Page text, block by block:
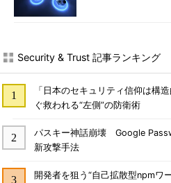
Security & Trust 記事ランキング
「日本のセキュリティ信仰は構
ぐ救われる“左側”の防衛術
パスキー神話崩壊 Google
新攻撃手法
開発者を狙う“自己拡散型npm